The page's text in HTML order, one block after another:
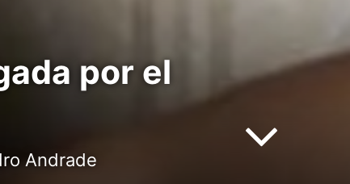
por el
Andrade